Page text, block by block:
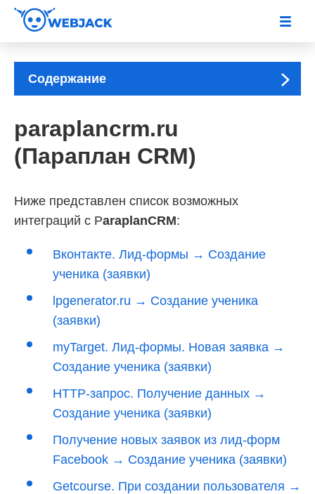
Содержание
paraplancrm.ru
(Параплан CRM)
Ниже представлен список возможных
интеграций с ParaplanCRM:
Вконтакте. Лид-формы → Создание
ученика (заявки)
lpgenerator.ru → Создание ученика
(заявки)
myTarget. Лид-формы. Новая заявка →
Создание ученика (заявки)
HTTP-запрос. Получение данных →
Создание ученика (заявки)
Получение новых заявок из лид-форм
Facebook → Создание ученика (заявки)
Getcourse. При создании пользователя →